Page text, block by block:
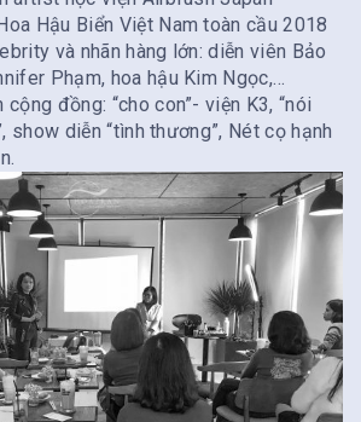
Hậu Biển Việt Nam toàn cầu 2018
và nhãn hàng lớn: diễn viên Bảo
Phạm, hoa hậu Kim Ngọc,…
đồng: “cho con”- viện K3, “nói
show diễn “tình thương”, Nét cọ hạnh